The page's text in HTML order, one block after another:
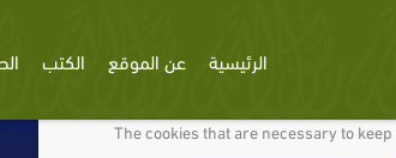
We use cookies to make our site work well
The cookies that are necessary to
الرئيسية عن الموقع الكتب